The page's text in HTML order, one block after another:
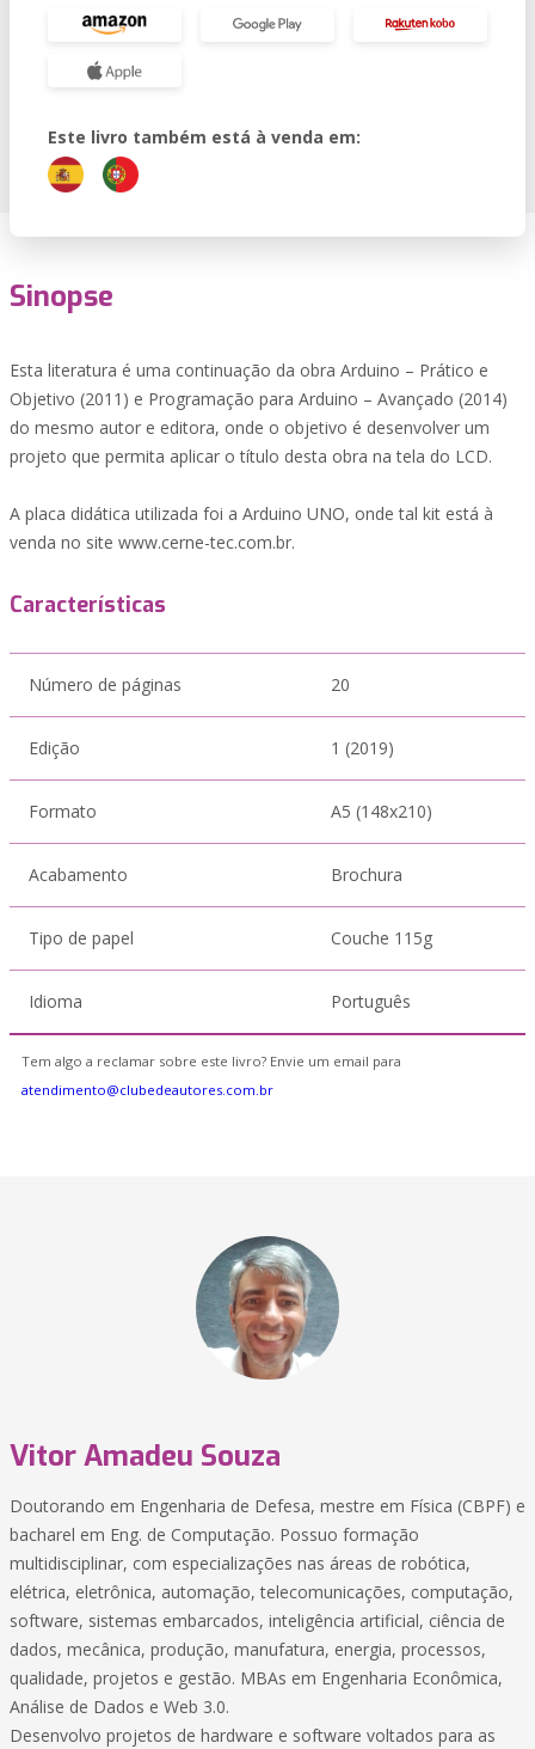
Este livro também está à venda em:
Sinopse
Esta literatura é uma continuação da obra Arduino – Prático e
Objetivo (2011) e Programação para Arduino – Avançado (2014)
do mesmo autor e editora, onde o objetivo é desenvolver um
projeto que permita aplicar o título desta obra na tela do LCD.
A placa didática utilizada foi a Arduino UNO, onde tal kit está à
venda no site www.cerne-tec.com.br.
Características
Número de páginas 20
Edição 1 (2019)
Formato A5 (148x210)
Acabamento Brochura
Tipo de papel Couche 115g
Idioma Português
Tem algo a reclamar sobre este livro? Envie um email para
atendimento@clubedeautores.com.br
Vitor Amadeu Souza
Doutorando em Engenharia de Defesa, mestre em Física (CBPF) e
bacharel em Eng. de Computação. Possuo formação
multidisciplinar, com especializações nas áreas de robótica,
elétrica, eletrônica, automação, telecomunicações, computação,
software, sistemas embarcados, inteligência artificial, ciência de
dados, mecânica, produção, manufatura, energia, processos,
qualidade, projetos e gestão. MBAs em Engenharia Econômica,
Análise de Dados e Web 3.0.
Desenvolvo projetos de hardware e software voltados para as